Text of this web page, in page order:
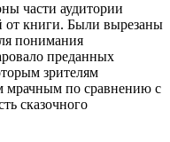
части аудитории
от книги. Были вырезаны
понимания
преданных
зрителям
мрачным по сравнению с
сказочного